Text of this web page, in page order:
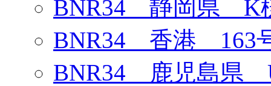
BNR34 静岡県 K
BNR34 香港 163
BNR34 鹿児島県